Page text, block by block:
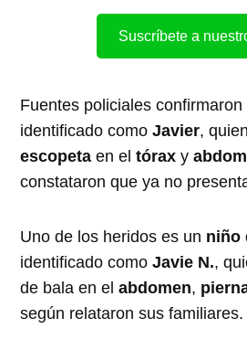
Suscríbete a
Fuentes policiales
identificado comoJavier,
escopeta en eltórax y
constataron que ya no
Uno de los heridos es un niño
identificado comoJavie N.,
de bala en elabdomen,
según relataron sus familiares.